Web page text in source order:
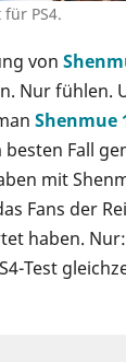
PS4.
von
Nur fühlen.
Shenmue
Fall
mit
Fans der
haben.
Test